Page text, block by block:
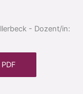
- Dozent/in: